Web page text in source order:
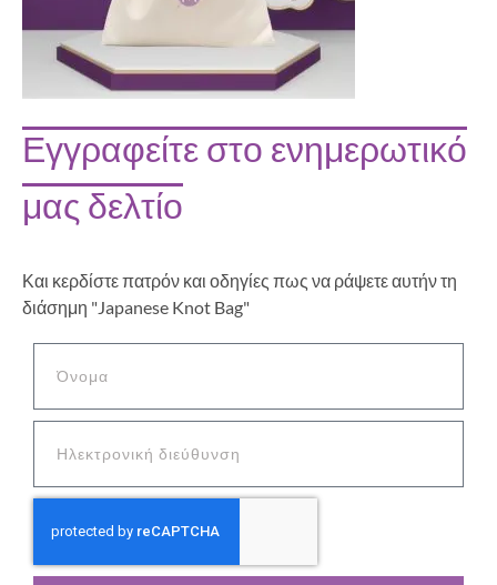
Εγγραφείτε στο ενημερωτικό
μας δελτίο
Και κερδίστε πατρόν και οδηγίες πως να ράψετε αυτήν τη
διάσημη "Japanese Knot Bag"